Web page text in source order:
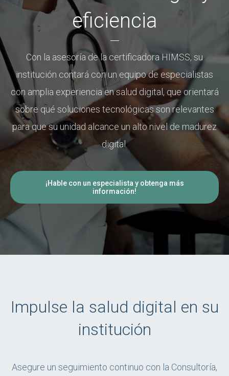
eficiencia
Con la asesoría de la certificadora HIMSS, su
institución contará con un equipo de especialistas
con amplia experiencia en salud digital, que orientará
sobre qué soluciones tecnológicas son relevantes
para que su unidad alcance un alto nivel de madurez
digital.
¡Hable con un especialista y obtenga más
información!
Impulse la salud digital en su
institución
Asegure un seguimiento continuo con la Consultoría,